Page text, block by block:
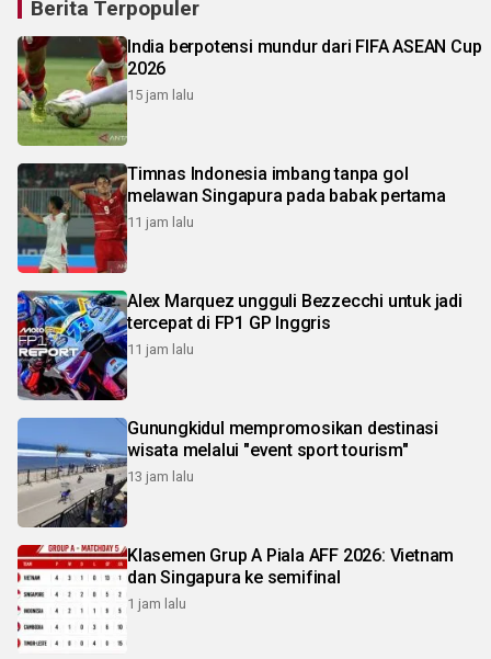
Berita Terpopuler
India berpotensi mundur dari FIFA ASEAN Cup
2026
15 jam lalu
Timnas Indonesia imbang tanpa gol
melawan Singapura pada babak pertama
11 jam lalu
Alex Marquez ungguli Bezzecchi untuk jadi
tercepat di FP1 GP Inggris
11 jam lalu
Gunungkidul mempromosikan destinasi
wisata melalui "event sport tourism"
13 jam lalu
Klasemen Grup A Piala AFF 2026: Vietnam
dan Singapura ke semifinal
1 jam lalu